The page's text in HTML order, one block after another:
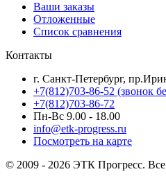
Ваши заказы
Отложенные
Список сравнения
Контакты
г. Санкт-Петербург,
+7(812)703-86-52 (звонок
+7(812)703-86-72
Пн-Вс 9.00 - 18.00
info@etk-progress.ru
Посмотреть на карте
© 2009 - 2026 ЭТК Прогресс.